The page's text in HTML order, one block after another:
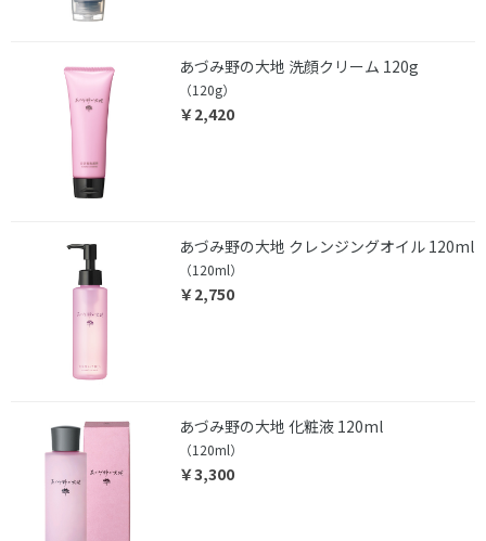
あづみ野の大地 洗顔クリーム 120g
（120g）
￥2,420
あづみ野の大地 クレンジングオイル 120ml
（120ml）
￥2,750
あづみ野の大地 化粧液 120ml
（120ml）
￥3,300